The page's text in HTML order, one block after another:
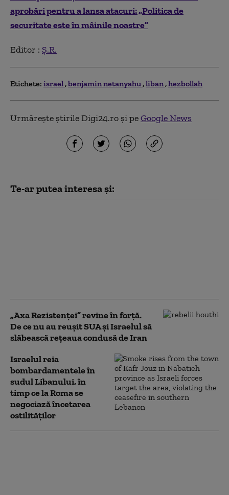
aprobări pentru a lansa atacuri: „Politica de
securitate este în mâinile noastre”
Editor : Ș.R.
Etichete: israel benjamin netanyahu liban hezbollah
Urmărește știrile Digi24.ro și peGoogle News
Te-ar putea interesa și:
„Axa Rezistenței” revine în forță.
De ce nu au reușit SUA și Israelul să
slăbească rețeaua condusă de Iran
Israelul reia
bombardamentele în
sudul Libanului, în
timp ce la Roma se
negociază încetarea
ostilităților